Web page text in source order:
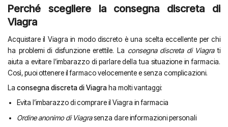
Perché scegliere la consegna discreta di
Viagra
Acquistare il Viagra in modo discreto è una scelta eccellente per chi
ha problemi di disfunzione erettile. La consegna discreta di Viagrati
aiuta a evitare l’imbarazzo di parlare della tua situazione in farmacia.
Così, puoi ottenere il farmaco velocemente e senza complicazioni.
La consegna discreta di Viagra ha molti vantaggi:
Evita l’imbarazzo di comprare il Viagra in farmacia
Ordine anonimo di Viagrasenza dare informazioni personali